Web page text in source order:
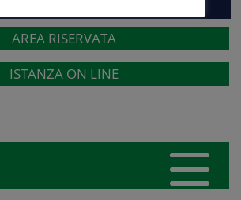
AREA RISERVATA
ISTANZA ON LINE